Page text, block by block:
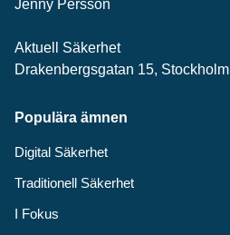
Jenny Persson
Aktuell Säkerhet
Drakenbergsgatan 15, Stockholm
Populära ämnen
Digital Säkerhet
Traditionell Säkerhet
I Fokus